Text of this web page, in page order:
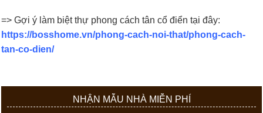
=> Gợi ý làm biệt thự phong cách tân cổ điển tại đây:
https://bosshome.vn/phong-cach-noi-that/phong-cach-
tan-co-dien/
NHẬN MẪU NHÀ MIỄN PHÍ